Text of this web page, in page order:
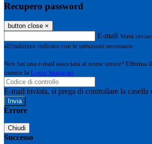
Recupero password
button close ×
E-mail Verrà
all'indirizzo indicato con le istruzioni necessarie.
Non hai una e-mail associata al nome utente? Effettua
tramite la Login Spaggiari
E-mail inviata, si prega di controllare la casella
Errore
Chiudi
Successo